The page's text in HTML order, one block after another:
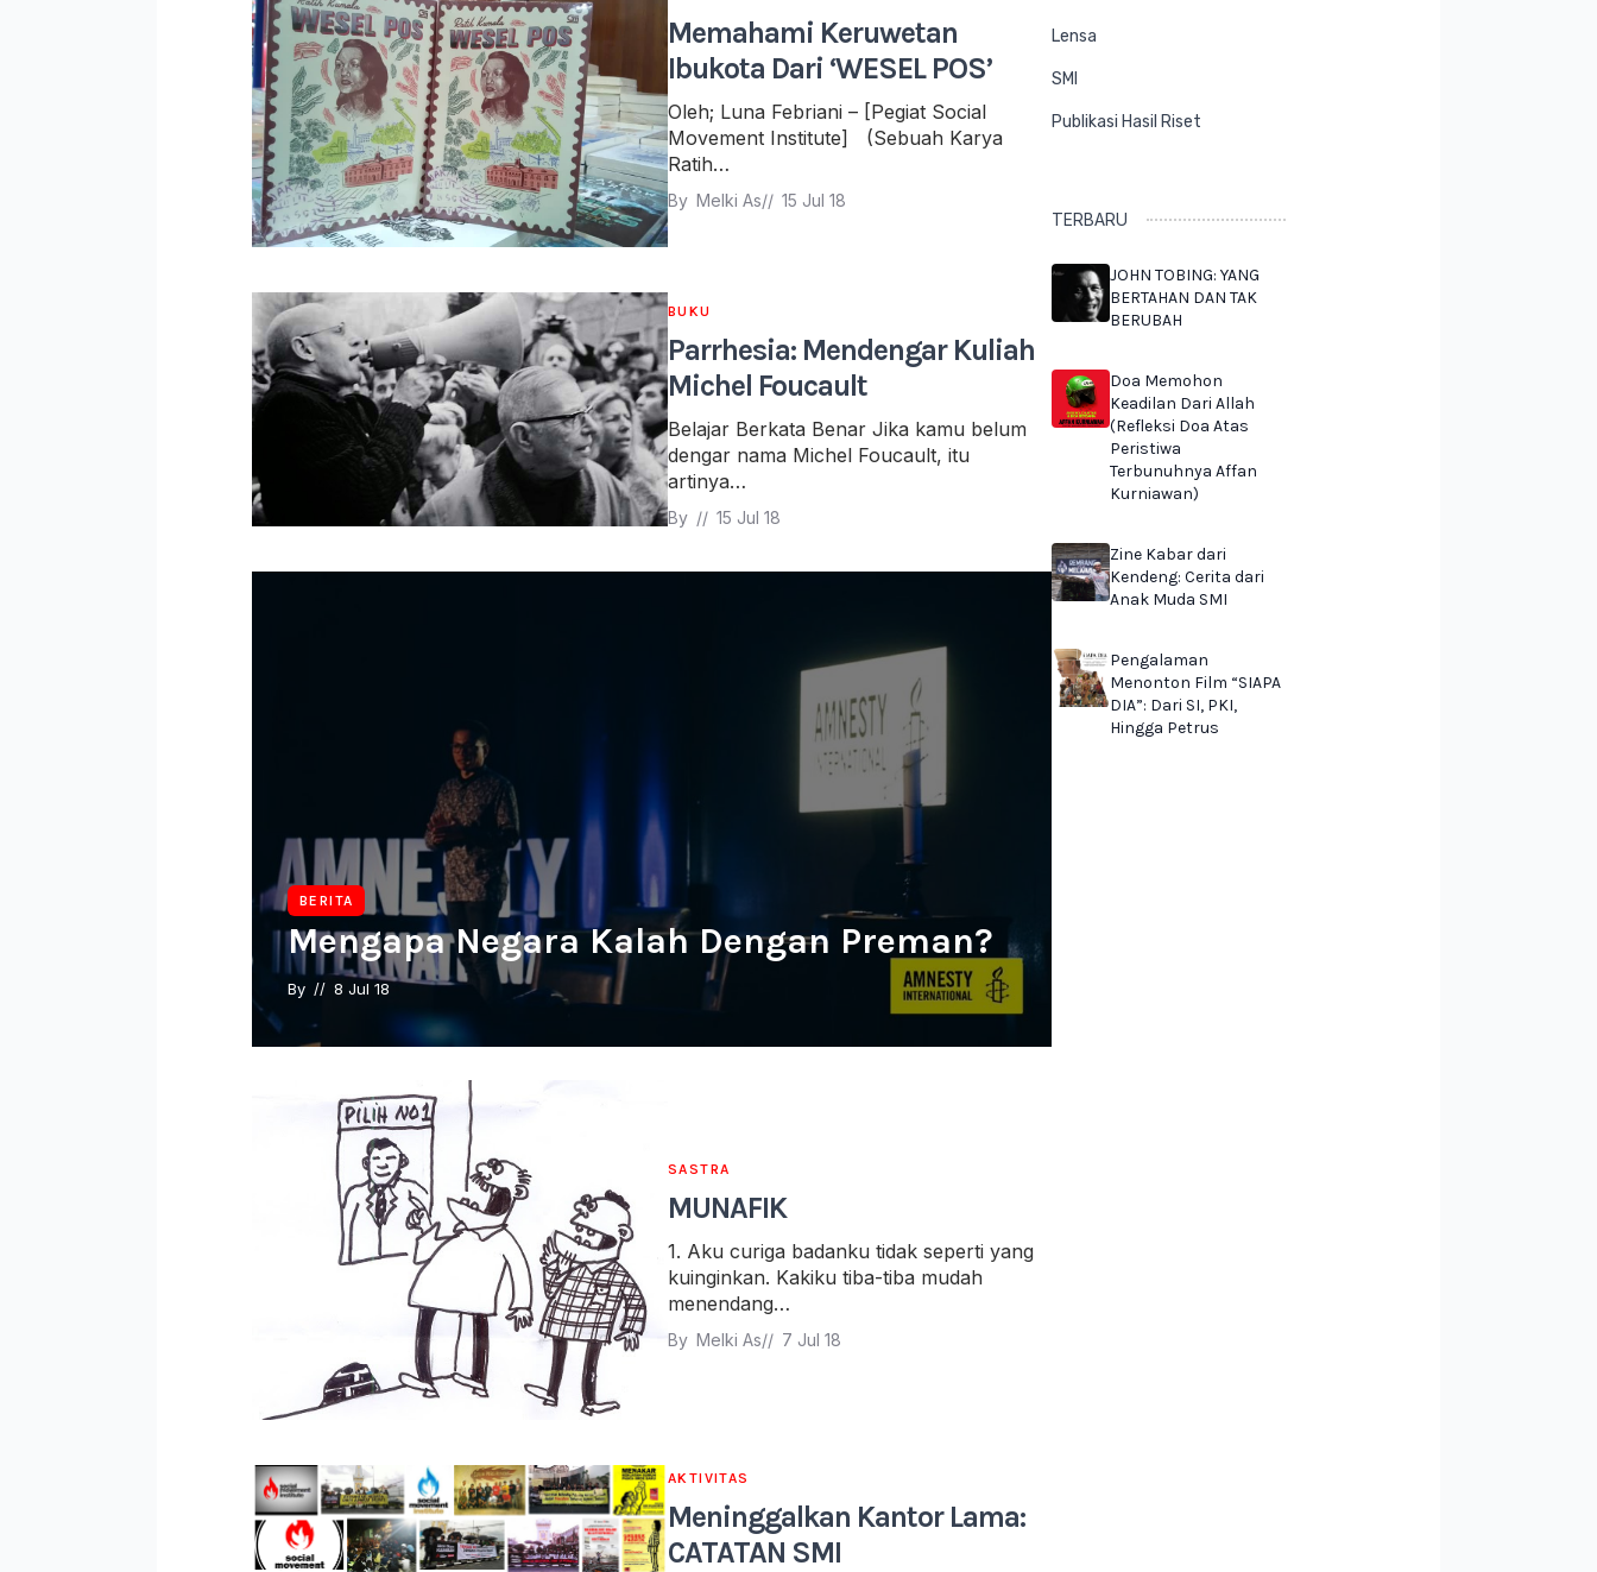
Memahami Keruwetan
Ibukota Dari ‘WESEL POS’
Oleh; Luna Febriani – [Pegiat Social
Movement Institute] (Sebuah Karya
Ratih…
By Melki As// 15 Jul 18
BUKU
Parrhesia: Mendengar Kuliah
Michel Foucault
Belajar Berkata Benar Jika kamu belum
dengar nama Michel Foucault, itu
artinya…
By // 15 Jul 18
BERITA
Mengapa Negara Kalah Dengan Preman?
By // 8 Jul 18
SASTRA
MUNAFIK
1. Aku curiga badanku tidak seperti yang
kuinginkan. Kakiku tiba-tiba mudah
menendang…
By Melki As// 7 Jul 18
AKTIVITAS
Meninggalkan Kantor Lama:
CATATAN SMI
Lensa
SMI
Publikasi Hasil Riset
TERBARU
JOHN TOBING: YANG
BERTAHAN DAN TAK
BERUBAH
Doa Memohon
Keadilan Dari Allah
(Refleksi Doa Atas
Peristiwa
Terbunuhnya Affan
Kurniawan)
Zine Kabar dari
Kendeng: Cerita dari
Anak Muda SMI
Pengalaman
Menonton Film “SIAPA
DIA”: Dari SI, PKI,
Hingga Petrus